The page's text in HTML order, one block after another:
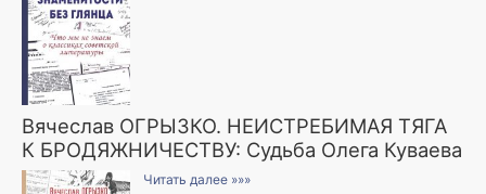
Вячеслав ОГРЫЗКО. НЕИСТРЕБИМАЯ ТЯГА
К БРОДЯЖНИЧЕСТВУ: Судьба Олега Куваева
Читать далее »»»